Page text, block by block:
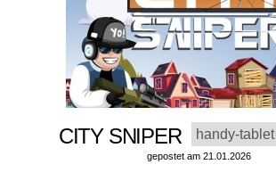
CITY SNIPER handy-tablet
gepostet am 21.01.2026